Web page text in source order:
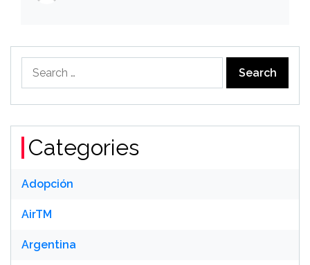
for:
Categories
Adopción
AirTM
Argentina